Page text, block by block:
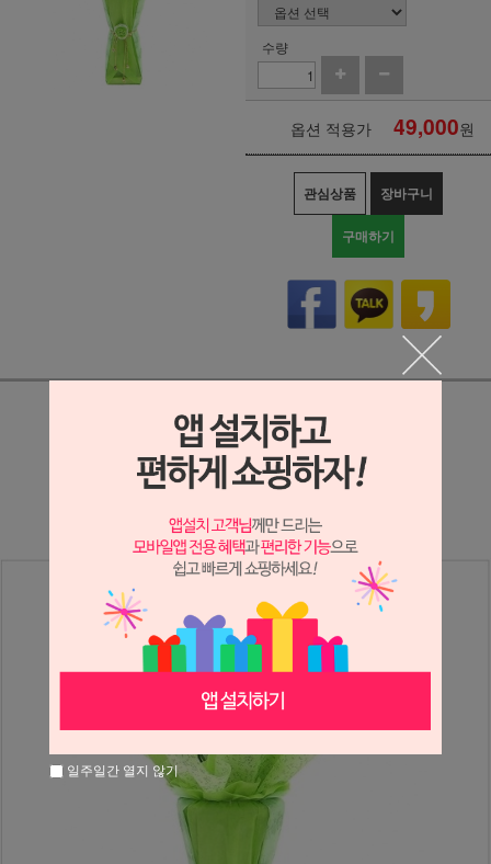
수량
옵션 적용가 49,000원
관심상품 장바구니
구매하기
상세정보 새창 열기
일주일간 열지 않기